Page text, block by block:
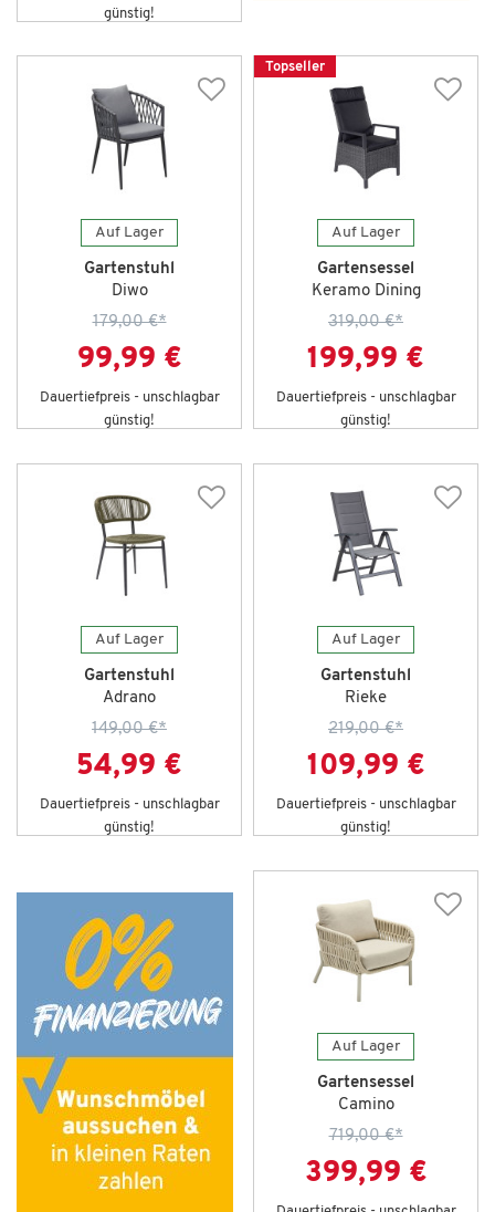
günstig!
Auf Lager
Gartenstuhl
Diwo
179,00 €*
99,99 €
Dauertiefpreis - unschlagbar
günstig!
Topseller
Auf Lager
Gartensessel
Keramo Dining
319,00 €*
199,99 €
Dauertiefpreis - unschlagbar
günstig!
Auf Lager
Gartenstuhl
Adrano
149,00 €*
54,99 €
Dauertiefpreis - unschlagbar
günstig!
Auf Lager
Gartenstuhl
Rieke
219,00 €*
109,99 €
Dauertiefpreis - unschlagbar
günstig!
Auf Lager
Gartensessel
Camino
719,00 €*
399,99 €